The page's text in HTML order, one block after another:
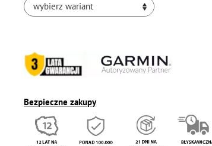
wybierz wariant
Bezpieczne zakupy